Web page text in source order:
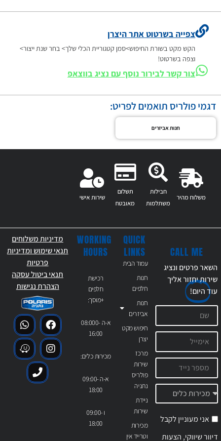
צפייה בשרטוט אתר היצרן
הקש מקט בשורת החיפוש>סמן קטגוריית הכלי שלך> בחר שנת ייצור>
וצפה בשרטוט!
צור קשר לבירור נוסף עם נציג בווצאפ
דגמי פולריס תואמים לפריט:
חנות אביזרים
משלוח מהיר
חבילות
משתלמות
תשלום
מאובטח
שירות אישי
QUICK
LINKS
עמוד הבית
חנות
חלפים
חנות
אביזרים
חיפוש מקט
יצרן
מרכז
שירות
פולריס
נתניה
ניידת
שירות
מכירות
וטרייד אין
WORKING
HOURS
רכישת
חלפים
+מוסך:
א-ה 08:000-
16:00
מכירות כלים:
א-ה 09:00-
18:00
ו 09:00-
18:00
CALL ME
השאר פרטים ונציג
שירות יחזור אליך
עודהיום!
אני מעוניין לקבל
דיוור שיווקי, הצעות
מדיניות משלוחים
תנאי שימוש ומדיניות
פרטיות
תנאי ביטול עסקה
הצהרת נגישות